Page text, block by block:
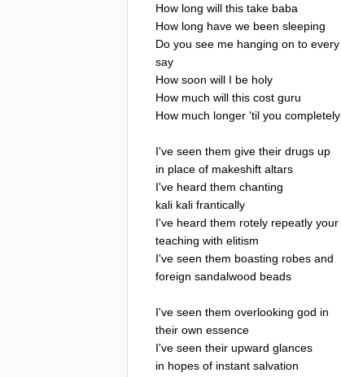
How long will this take baba
How long have we been sleeping
Do you see me hanging on to every
say
How soon will I be holy
How much will this cost guru
How much longer 'til you completely
I've seen them give their drugs up
in place of makeshift altars
I've heard them chanting
kali kali frantically
I've heard them rotely repeatly your
teaching with elitism
I've seen them boasting robes and
foreign sandalwood beads
I've seen them overlooking god in
their own essence
I've seen their upward glances
in hopes of instant salvation